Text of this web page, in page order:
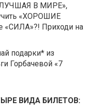
В МИРЕ»,
«ХОРОШИЕ
«СИЛА»?! Приходи на
подарки* из
Горбачевой «7
ВИДА БИЛЕТОВ: